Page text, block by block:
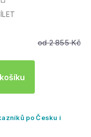
od 2 855 Kč
cena:
po Česku i